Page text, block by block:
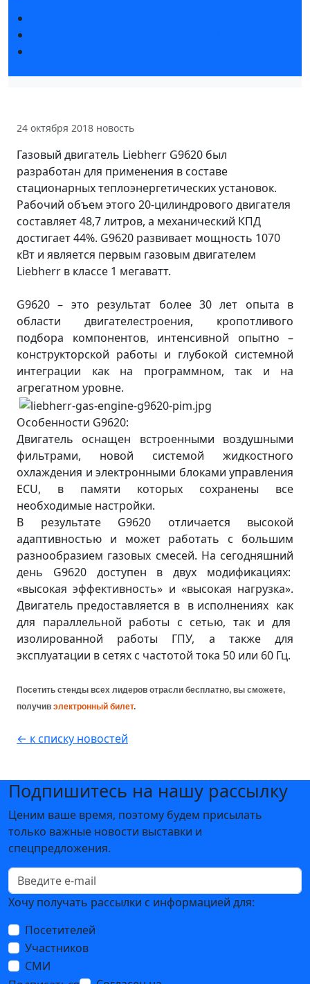
24 октября 2018 новость
Газовый двигатель Liebherr G9620 был
разработан для применения в составе
стационарных теплоэнергетических установок.
Рабочий объем этого 20-цилиндрового двигателя
составляет 48,7 литров, а механический КПД
достигает 44%. G9620 развивает мощность 1070
кВт и является первым газовым двигателем
Liebherr в классе 1 мегаватт.
G9620 – это результат более 30 лет опыта в
области двигателестроения, кропотливого
подбора компонентов, интенсивной опытно –
конструкторской работы и глубокой системной
интеграции как на программном, так и на
агрегатном уровне.
Особенности G9620:
Двигатель оснащен встроенными воздушными
фильтрами, новой системой жидкостного
охлаждения и электронными блоками управления
ECU, в памяти которых сохранены все
необходимые настройки.
В результате G9620 отличается высокой
адаптивностью и может работать с большим
разнообразием газовых смесей. На сегодняшний
день G9620 доступен в двух модификациях:
«высокая эффективность» и «высокая нагрузка».
Двигатель предоставляется в в исполнениях как
для параллельной работы с сетью, так и для
изолированной работы ГПУ, а также для
эксплуатации в сетях с частотой тока 50 или 60 Гц.
Посетить стенды всех лидеров отрасли бесплатно, вы сможете,
получив электронный билет.
← к списку новостей
Подпишитесь на нашу рассылку
Ценим ваше время, поэтому будем присылать
только важные новости выставки и
спецпредложения.
Хочу получать рассылки с информацией для:
Посетителей
Участников
СМИ